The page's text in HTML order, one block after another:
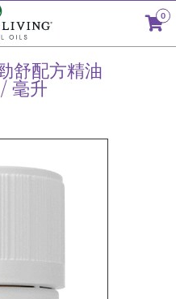
0
舒配方精油
毫升